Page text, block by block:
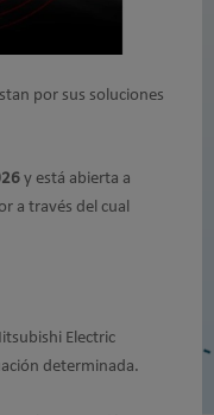
por sus soluciones
y está abierta a
a través del cual
Electric
determinada.